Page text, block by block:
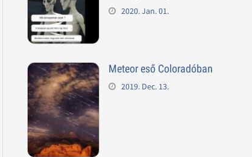
2020. Jan. 01.
Meteor eső Coloradóban
2019. Dec. 13.